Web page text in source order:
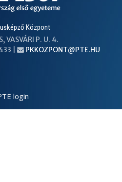
Központ
VASVÁRI P. U. 4.
| EMAIL
PKKOZPONT@PTE.HU
login